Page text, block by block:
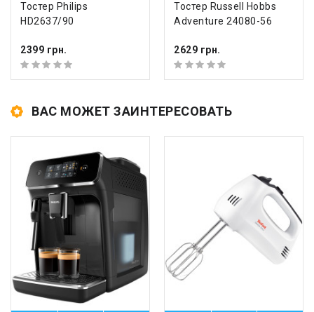
Тостер Philips
HD2637/90
2399 грн.
Тостер Russell Hobbs
Adventure 24080-56
2629 грн.
ВАС МОЖЕТ ЗАИНТЕРЕСОВАТЬ